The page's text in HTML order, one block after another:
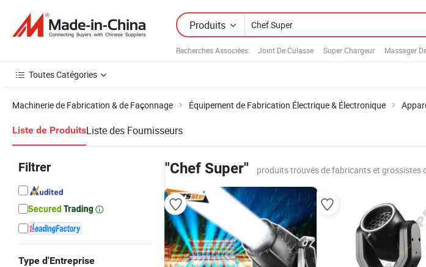
Produits
Recherches Associées: Joint De Culasse Super Chargeur Massager
Toutes Catégories
Machinerie de Fabrication & de Façonnage Équipement de Fabrication Électrique & Électronique
Liste de ProduitsListe des Fournisseurs
Filtrer
Type d'Entreprise
"Chef Super" produits trouvés de fabricants et grossistes